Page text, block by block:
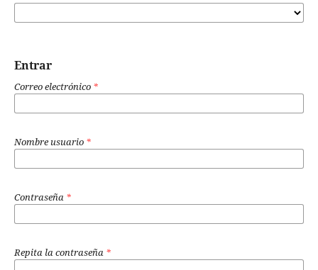
Entrar
Correo electrónico *
Nombre usuario *
Contraseña *
Repita la contraseña *